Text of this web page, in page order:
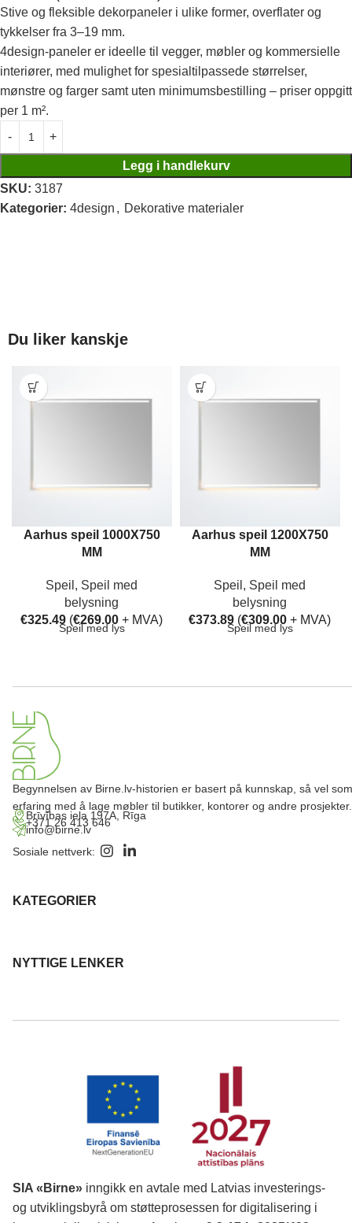
Stive og fleksible dekorpaneler i ulike former, overflater og
tykkelser fra 3–19 mm.
4design-paneler er ideelle til vegger, møbler og kommersielle
interiører, med mulighet for spesialtilpassede størrelser,
mønstre og farger samt uten minimumsbestilling – priser oppgitt
per 1 m².
Legg i handlekurv
SKU: 3187
Kategorier: 4design , Dekorative materialer
Du liker kanskje
Aarhus speil 1000X750
MM
Speil , Speil med
belysning
€325.49 (€269.00 + MVA)
Speil med lys
Aarhus speil 1200X750
MM
Speil , Speil med
belysning
€373.89 (€309.00 + MVA)
Speil med lys
Begynnelsen av Birne.lv-historien er basert på kunnskap, så vel som
erfaring med å lage møbler til butikker, kontorer og andre prosjekter.
Brīvības iela 197A, Rīga
+371 26 413 646
info@birne.lv
Sosiale nettverk:
KATEGORIER
NYTTIGE LENKER
SIA «Birne» inngikk en avtale med Latvias investerings-
og utviklingsbyrå om støtteprosessen for digitalisering i